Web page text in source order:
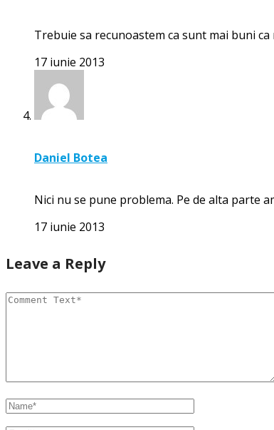
Trebuie sa recunoastem ca sunt mai buni
17 iunie 2013
Daniel Botea
Nici nu se pune problema. Pe de alta parte
17 iunie 2013
Leave a Reply